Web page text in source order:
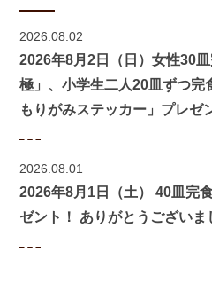
2026.08.02
2026年8月2日（日）女性30
極」、小学生二人20皿ずつ完
もりがみステッカー」プレゼ
2026.08.01
2026年8月1日（土） 40皿完
ゼント！ ありがとうございま